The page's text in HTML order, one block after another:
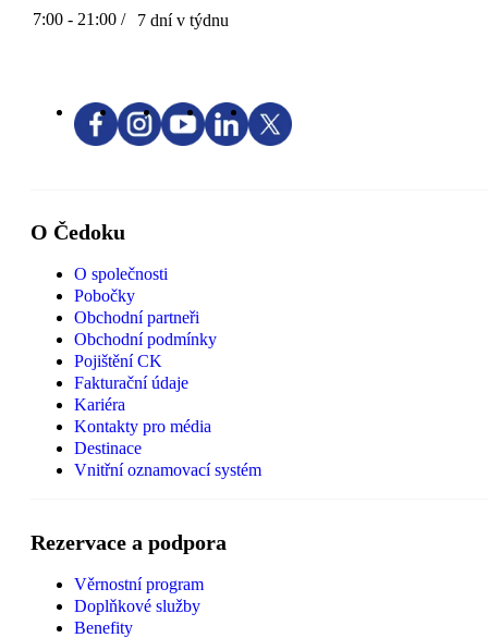
7:00 - 21:00 / 7 dní v týdnu
O Čedoku
O společnosti
Pobočky
Obchodní partneři
Obchodní podmínky
Pojištění CK
Fakturační údaje
Kariéra
Kontakty pro média
Destinace
Vnitřní oznamovací systém
Rezervace a podpora
Věrnostní program
Doplňkové služby
Benefity